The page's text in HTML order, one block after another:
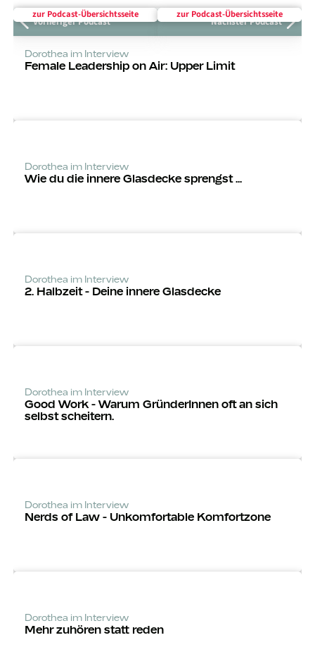
zur Podcast-Über­sichts­seite
Vorheriger Podcast
zur Podcast-Über­sichts­seite
Nächster Podcast
Dorothea im Interview
Female Leadership on Air: Upper Limit
Dorothea im Interview
Wie du die innere Glasdecke sprengst ...
Dorothea im Interview
2. Halbzeit - Deine innere Glasdecke
Dorothea im Interview
Good Work - Warum Grün­derInnen oft an sich
selbst scheitern.
Dorothea im Interview
Nerds of Law - Unkomfortable Komfortzone
Dorothea im Interview
Mehr zuhören statt reden